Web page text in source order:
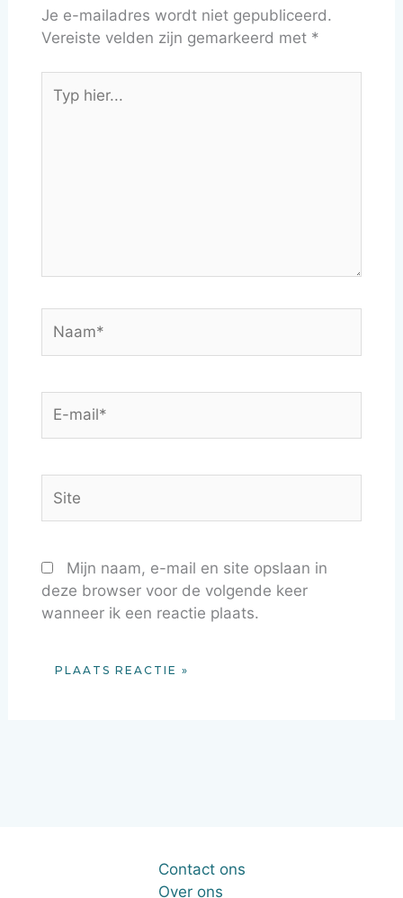
Je e-mailadres wordt niet gepubliceerd.
Vereiste velden zijn gemarkeerd met *
hier...
mail*
Mijn naam, e-mail en site opslaan in
deze browser voor de volgende keer
wanneer ik een reactie plaats.
Contact ons
Over ons